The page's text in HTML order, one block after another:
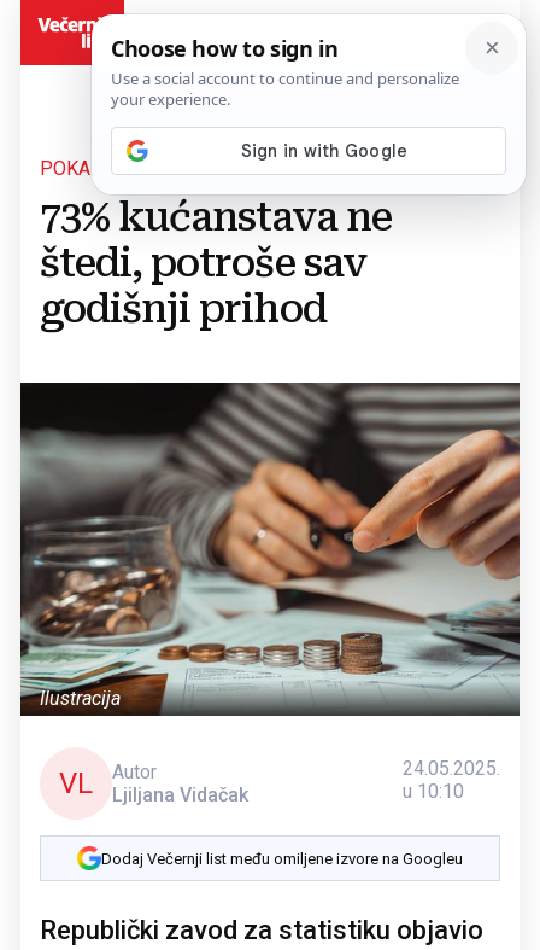
POKAZUJU ANKETE
73% kućanstava ne
štedi, potroše sav
godišnji prihod
Ilustracija
VL
Autor
Ljiljana Vidačak
24.05.2025.
u 10:10
Dodaj Večernji list među omiljene izvore na Googleu
Republički zavod za statistiku objavio